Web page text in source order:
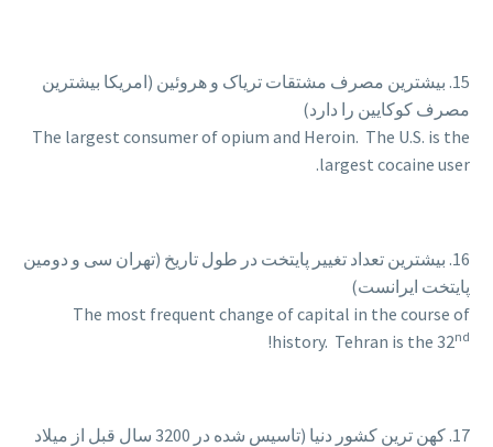
15. بیشترین مصرف مشتقات تریاک و هروئین (امریکا بیشترین
مصرف كوكایین را دارد)
The largest consumer of opium and Heroin. The U.S. is the
largest cocaine user.
16. بیشترین تعداد تغییر پایتخت در طول تاریخ (تهران سی و دومین
پایتخت ایرانست)
The most frequent change of capital in the course of
history. Tehran is the 32nd
!
17. کهن ترین کشور دنیا (تاسیس شده در 3200 سال قبل از میلاد